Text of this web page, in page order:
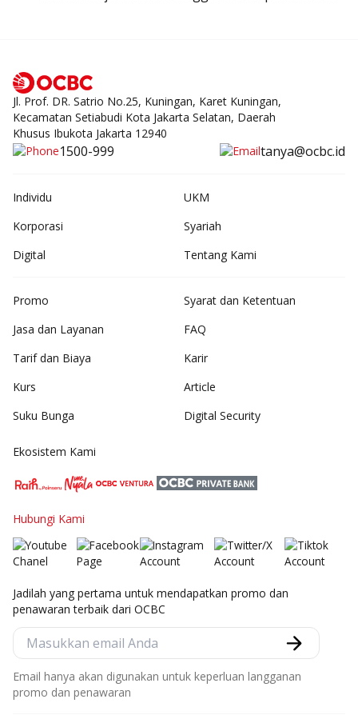
Jl. Prof. DR. Satrio No.25, Kuningan, Karet Kuningan,
Kecamatan Setiabudi Kota Jakarta Selatan, Daerah
Khusus Ibukota Jakarta 12940
1500-999 tanya@ocbc.id
Individu
UKM
Korporasi
Syariah
Digital
Tentang Kami
Promo
Jasa dan Layanan
Tarif dan Biaya
Kurs
Suku Bunga
Syarat dan Ketentuan
FAQ
Karir
Article
Digital Security
Ekosistem Kami
Hubungi Kami
Jadilah yang pertama untuk mendapatkan promo dan
penawaran terbaik dari OCBC
Email hanya akan digunakan untuk keperluan langganan
promo dan penawaran